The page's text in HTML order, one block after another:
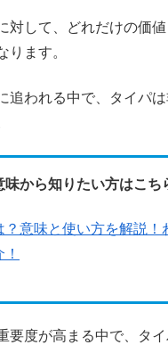
対して、どれだけの価
ります。
追われる中で、タイパ
味から知りたい方はこち
？意味と使い方を解説！
要度が高まる中で、タ